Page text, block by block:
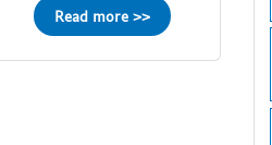
Read more >>